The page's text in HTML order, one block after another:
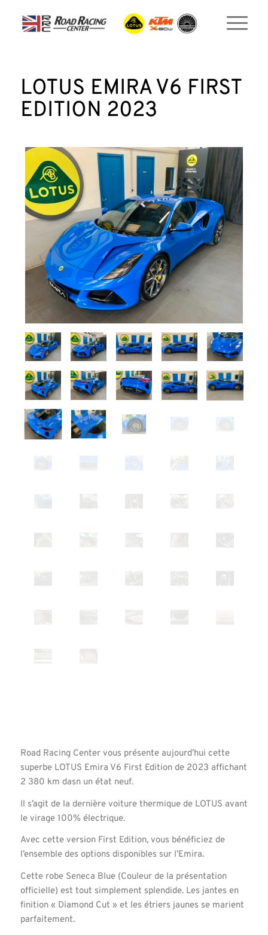
LOTUS EMIRA V6 FIRST
EDITION 2023
Road Racing Center vous présente aujourd’hui cette
superbe LOTUS Emira V6 First Edition de 2023 affichant
2 380 km dasn un état neuf.
Il s’agit de la dernière voiture thermique de LOTUS avant
le virage 100% électrique.
Avec cette version First Edition, vous bénéficiez de
l’ensemble des options disponibles sur l’Emira.
Cette robe Seneca Blue (Couleur de la présentation
officielle) est tout simplement splendide. Les jantes en
finition « Diamond Cut » et les étriers jaunes se marient
parfaitement.